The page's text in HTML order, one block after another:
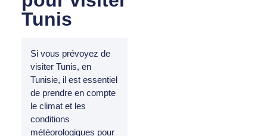
Tunis
Si vous prévoyez de
visiter Tunis, en
Tunisie, il est essentiel
de prendre en compte
le climat et les
conditions
météorologiques pour